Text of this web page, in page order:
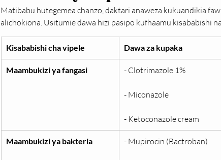
Matibabu hutegemea chanzo, daktari anaweza kukuandikia
alichokiona. Usitumie dawa hizi pasipo kufhaamu kisababishi
Kisababishi cha vipele Dawa za kupaka
Maambukizi ya fangasi - Clotrimazole 1%
- Miconazole
- Ketoconazole cream
Maambukizi ya bakteria - Mupirocin (Bactroban)